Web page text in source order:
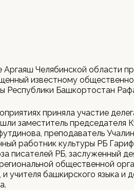
Аргаяш Челябинской области
известному
Республики Башкортостан
приняла участие
заместитель председателя
преподаватель
работник культуры РБ
писателей РБ, заслуженный
общественной
учителя башкирского языка и